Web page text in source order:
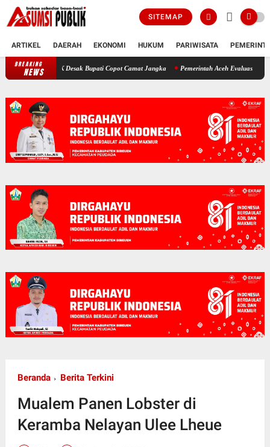
SITEMAP
ARTIKEL DAERAH EKONOMI HUKUM PARIWISATA
BREAKING
NEWS Polemik SKT Korban Bencana di Bireuen: Pimpinan DPRK Desak Bupati
Beranda Berita Terkini
Mualem Panen Lobster di
Keramba Nelayan Ulee Lheue